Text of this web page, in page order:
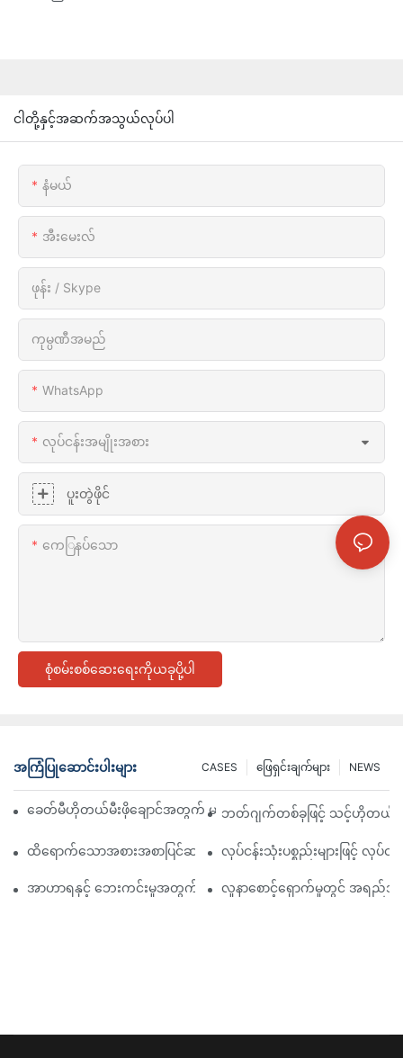
ငါတို့နှင့်အဆက်အသွယ်လုပ်ပါ
နံမယ်
အီးမေးလ်
ဖုန်း / Skype
ကုမ္ပဏီအမည်
WhatsApp
လုပ်ငန်းအမျိုးအစား
ပူးတွဲဖိုင်
ကေြနပ်သော
စုံစမ်းစစ်ဆေးရေးကိုယခုပို့ပါ
အကြံပြုဆောင်းပါးများ NEWS
ဖြေရှင်းချက်များ
CASES
ခေတ်မီဟိုတယ်မီးဖိုချောင်အတွက် မရှိမဖြစ် လုပ်ငန်းသုံး ဟင်းချက်ကိရိ
ဘတ်ဂျက်တစ်ခုဖြင့် သင့်ဟိုတယ်မီးဖို
ထိရောက်သောအစားအစာပြင်ဆင်မှုအတွက် မရှိမဖြစ်လိုအပ်သော ဆေးရုံမီး
လုပ်ငန်းသုံးပစ္စည်းများဖြင့် လုပ်
အာဟာရနှင့် ဘေးကင်းမှုအတွက် ထိပ်တန်းဆေးရုံ မီးဖိုချောင်သုံးပစ္စည်း
လူနာစောင့်ရှောက်မှုတွင် အရည်အသွေ